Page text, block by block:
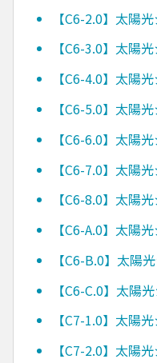
【C6-2.0】太陽
【C6-3.0】太陽
【C6-4.0】太陽
【C6-5.0】太陽
【C6-6.0】太陽
【C6-7.0】太陽
【C6-8.0】太陽
【C6-A.0】太陽
【C6-B.0】太陽
【C6-C.0】太陽
【C7-1.0】太陽
【C7-2.0】太陽